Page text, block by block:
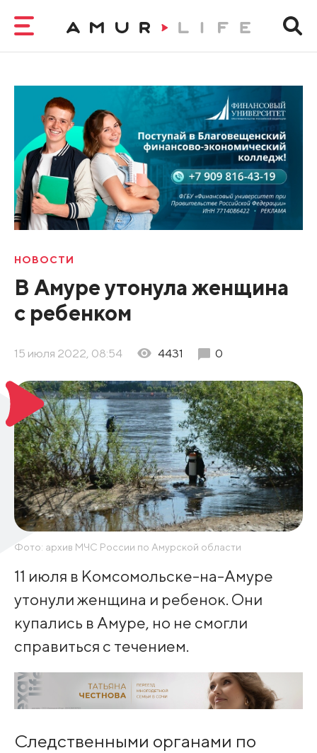
НОВОСТИ
В Амуре утонула женщина
с ребенком
15 июля 2022, 08:54 4431 0
Фото: архив МЧС России по Амурской области
11 июля в Комсомольске-на-Амуре
утонули женщина и ребенок. Они
купались в Амуре, но не смогли
справиться с течением.
Следственными органами по